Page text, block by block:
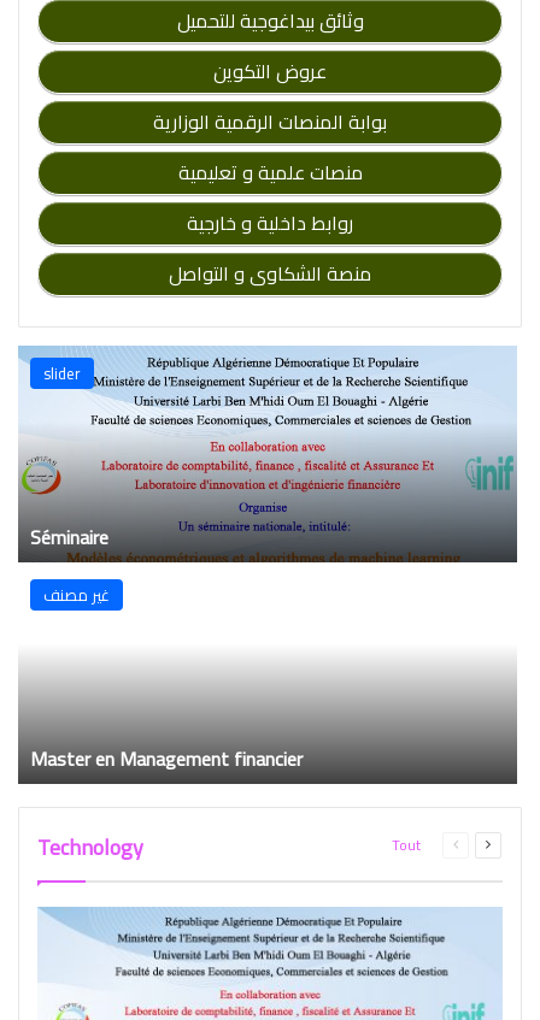
وثائق بيداغوجية للتحميل
عروض التكوين
بوابة المنصات الرقمية الوزارية
منصات علمية و تعليمية
روابط داخلية و خارجية
منصة الشكاوى و التواصل
slider
Séminaire
غير مصنف
Master en Management financier
Technology Tout
Page